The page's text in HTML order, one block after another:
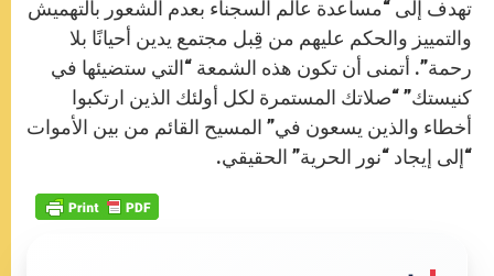
تهدف إلى “مساعدة عالم السجناء بعدم الشعور بالتهميش
والتمييز والحكم عليهم من قِبل مجتمع يدين أحيانًا بلا
رحمة”. أتمنى أن تكون هذه الشمعة “التي ستضيئها في
كنيستك” “صلاتك المستمرة لكل أولئك الذين ارتكبوا
أخطاء والذين يسعون في” المسيح القائم من بين الأموات
“إلى إيجاد “نور الحرية” الحقيقي.